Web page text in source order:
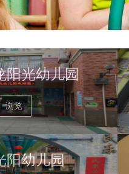
阳光幼儿园
浏览
阳幼儿园